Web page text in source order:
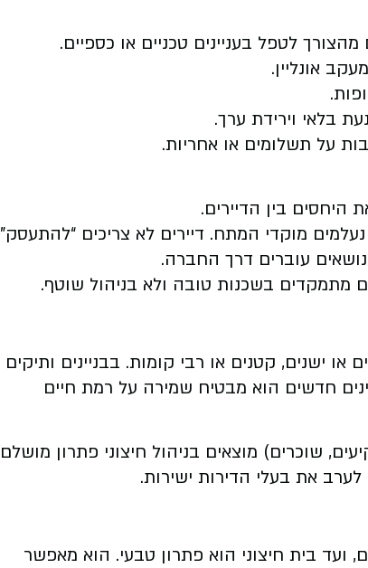
לטפל בעניינים טכניים או כספיים.
אונליין.
בלאי וירידת ערך.
על תשלומים או אחריות.
היחסים בין הדיירים.
מוקדי המתח. דיירים לא צריכים “להתעסק”
עוברים דרך החברה.
מתמקדים בשכנות טובה ולא בניהול שוטף.
או ישנים, קטנים או רבי קומות. בבניינים ותיקים
חדשים הוא מבטיח שמירה על רמת חיים
שוכרים) מוצאים בניהול חיצוני פתרון מושלם
לערב את בעלי הדירות ישירות.
ועד בית חיצוני הוא פתרון טבעי. הוא מאפשר